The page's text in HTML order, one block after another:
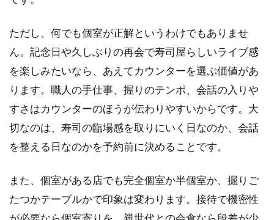
ただし、何でも個室が正解というわけでもありませ
ん。記念日や久しぶりの再会で寿司屋らしいライブ感
を楽しみたいなら、あえてカウンターを選ぶ価値があ
ります。職人の手仕事、握りのテンポ、会話の入りや
すさはカウンターのほうが伝わりやすいからです。大
切なのは、寿司の臨場感を取りにいく日なのか、会話
を整える日なのかを予約前に決めることです。
また、個室がある店でも完全個室か半個室か、掘りご
たつかテーブルかで印象は変わります。接待で機密性